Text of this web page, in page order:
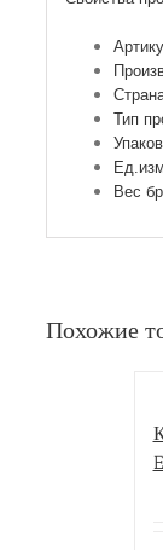
Тип
Вес
Похожие